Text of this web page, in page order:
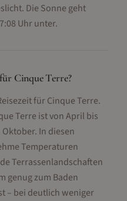
Die Sonne geht
Uhr unter.
Cinque Terre?
für Cinque Terre.
Terre ist von April bis
In diesen
Temperaturen
Terrassenlandschaften
genug zum Baden
– bei deutlich weniger